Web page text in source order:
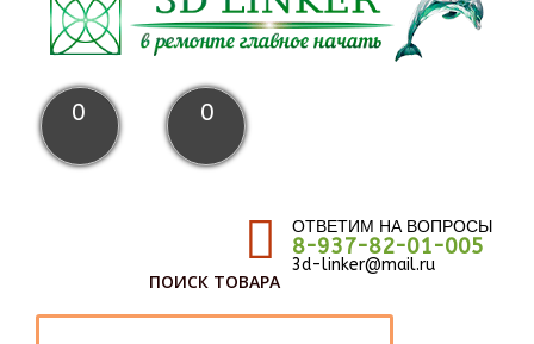
0 0
ОТВЕТИМ НА ВОПРОСЫ
8-937-82-01-005
3d-linker@mail.ru
ПОИСК ТОВАРА